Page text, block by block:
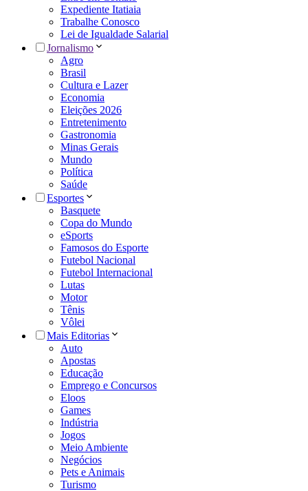
Expediente Itatiaia
Trabalhe Conosco
Lei de Igualdade Salarial
Jornalismo
Agro
Brasil
Cultura e Lazer
Economia
Eleições 2026
Entretenimento
Gastronomia
Minas Gerais
Mundo
Política
Saúde
Esportes
Basquete
Copa do Mundo
eSports
Famosos do Esporte
Futebol Nacional
Futebol Internacional
Lutas
Motor
Tênis
Vôlei
Mais Editorias
Auto
Apostas
Educação
Emprego e Concursos
Eloos
Games
Indústria
Jogos
Meio Ambiente
Negócios
Pets e Animais
Turismo